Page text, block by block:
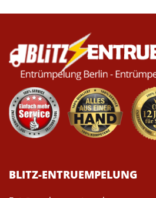
BLITZ-ENTRUEMPELUNG